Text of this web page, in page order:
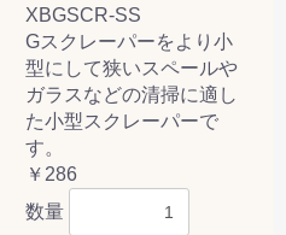
XBGSCR-SS
Gスクレーパーをより小
型にして狭いスペールや
ガラスなどの清掃に適し
た小型スクレーパーで
す。
￥286
数量